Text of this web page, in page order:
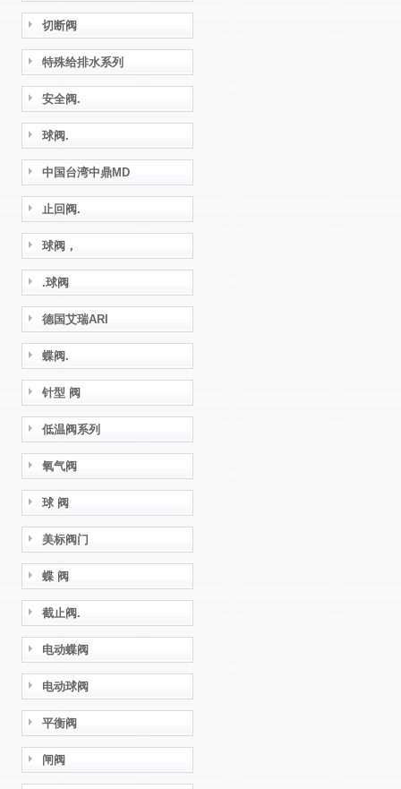
切断阀
特殊给排水系列
安全阀.
球阀.
中国台湾中鼎MD
止回阀.
球阀，
.球阀
德国艾瑞ARI
蝶阀.
针型 阀
低温阀系列
氧气阀
球 阀
美标阀门
蝶 阀
截止阀.
电动蝶阀
电动球阀
平衡阀
闸阀